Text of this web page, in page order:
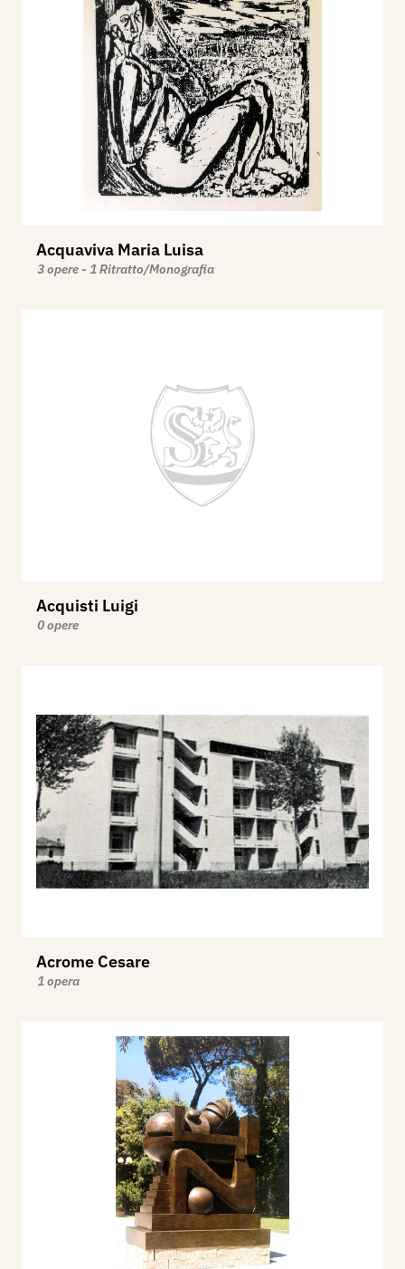
Acquaviva Maria Luisa
3 opere - 1 Ritratto/Monografia
Acquisti Luigi
0 opere
Acrome Cesare
1 opera